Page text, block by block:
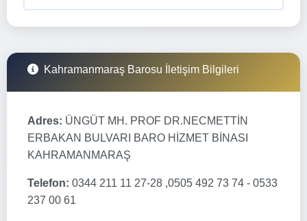
Kahramanmaraş Barosu İletişim Bilgileri
Adres: ÜNGÜT MH. PROF DR.NECMETTİN
ERBAKAN BULVARI BARO HİZMET BİNASI
KAHRAMANMARAŞ
Telefon: 0344 211 11 27-28 ,0505 492 73 74 - 0533
237 00 61